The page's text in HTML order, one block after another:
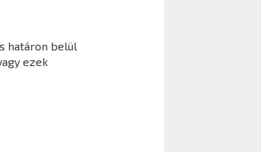
határon belül
ezek